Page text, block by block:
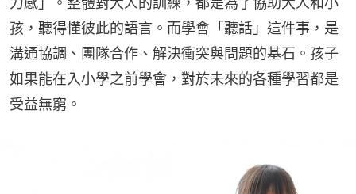
孩，聽得懂彼此的語言。而學會「聽話」這件事，是
溝通協調、團隊合作、解決衝突與問題的基石。孩子
如果能在入小學之前學會，對於未來的各種學習都是
受益無窮。